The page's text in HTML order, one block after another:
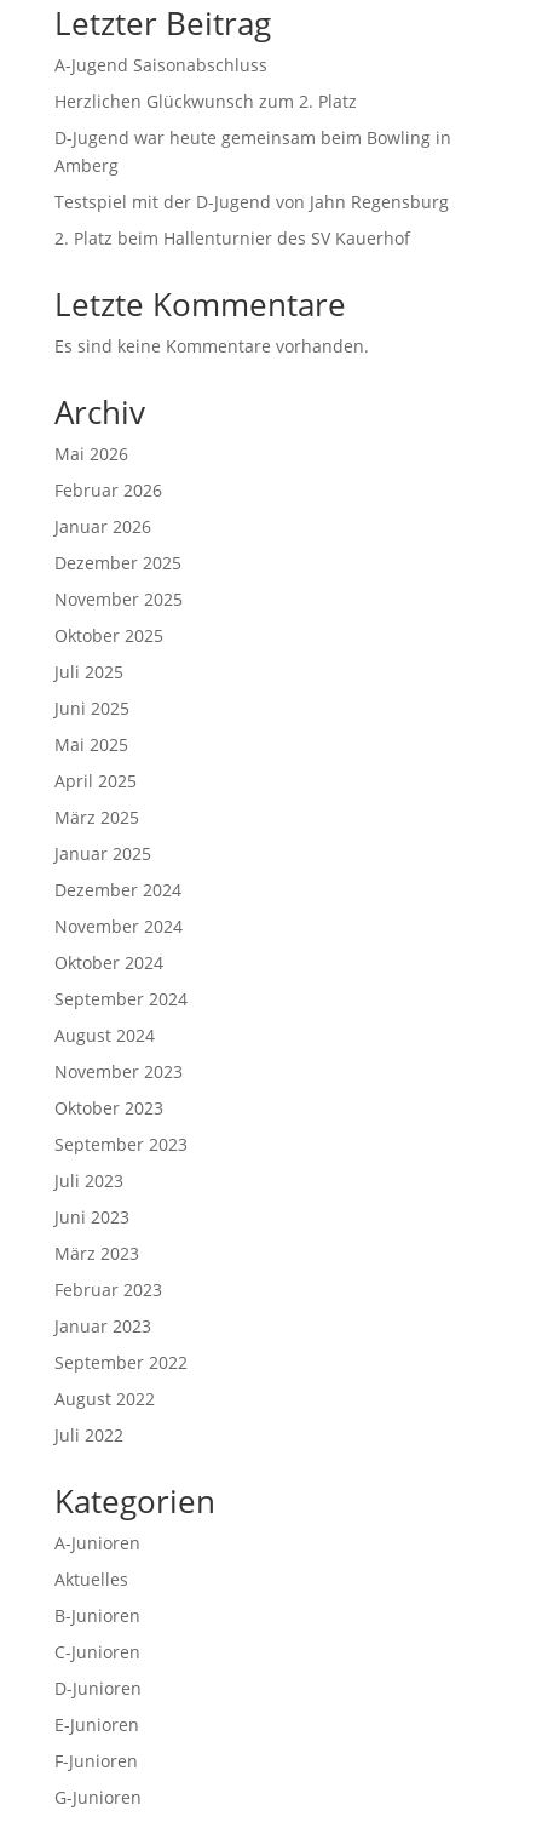
Letzter Beitrag
A-Jugend Saisonabschluss
Herzlichen Glückwunsch zum 2. Platz
D-Jugend war heute gemeinsam beim Bowling in
Amberg
Testspiel mit der D-Jugend von Jahn Regensburg
2. Platz beim Hallenturnier des SV Kauerhof
Letzte Kommentare
Es sind keine Kommentare vorhanden.
Archiv
Mai 2026
Februar 2026
Januar 2026
Dezember 2025
November 2025
Oktober 2025
Juli 2025
Juni 2025
Mai 2025
April 2025
März 2025
Januar 2025
Dezember 2024
November 2024
Oktober 2024
September 2024
August 2024
November 2023
Oktober 2023
September 2023
Juli 2023
Juni 2023
März 2023
Februar 2023
Januar 2023
September 2022
August 2022
Juli 2022
Kategorien
A-Junioren
Aktuelles
B-Junioren
C-Junioren
D-Junioren
E-Junioren
F-Junioren
G-Junioren